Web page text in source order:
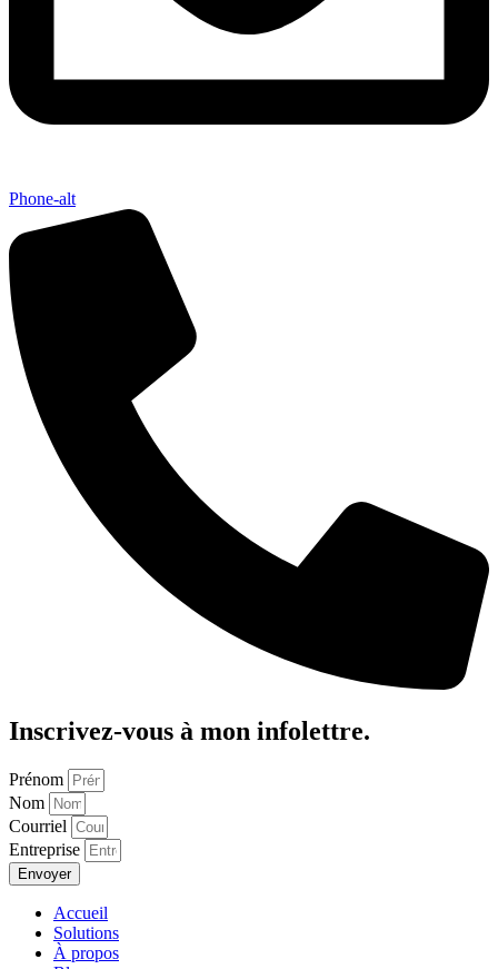
Phone-alt
Inscrivez-vous à mon infolettre.
Prénom
Nom
Courriel
Entreprise
Envoyer
Accueil
Solutions
À propos